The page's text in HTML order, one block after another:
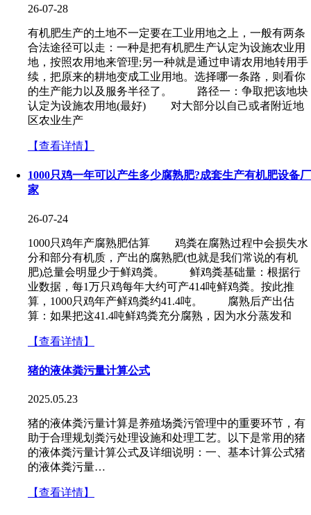
26-07-28
有机肥生产的土地不一定要在工业用地之上，一般有两条
合法途径可以走：一种是把有机肥生产认定为设施农业用
地，按照农用地来管理;另一种就是通过申请农用地转用手
续，把原来的耕地变成工业用地。选择哪一条路，则看你
的生产能力以及服务半径了。 路径一：争取把该地块
认定为设施农用地(最好) 对大部分以自己或者附近地
区农业生产
【查看详情】
1000只鸡一年可以产生多少腐熟肥?成套生产有机肥设备厂
家
26-07-24
1000只鸡年产腐熟肥估算 鸡粪在腐熟过程中会损失水
分和部分有机质，产出的腐熟肥(也就是我们常说的有机
肥)总量会明显少于鲜鸡粪。 鲜鸡粪基础量：根据行
业数据，每1万只鸡每年大约可产414吨鲜鸡粪。按此推
算，1000只鸡年产鲜鸡粪约41.4吨。 腐熟后产出估
算：如果把这41.4吨鲜鸡粪充分腐熟，因为水分蒸发和
【查看详情】
猪的液体粪污量计算公式
2025.05.23
猪的液体粪污量计算是养殖场粪污管理中的重要环节，有
助于合理规划粪污处理设施和处理工艺。以下是常用的猪
的液体粪污量计算公式及详细说明：一、基本计算公式猪
的液体粪污量…
【查看详情】